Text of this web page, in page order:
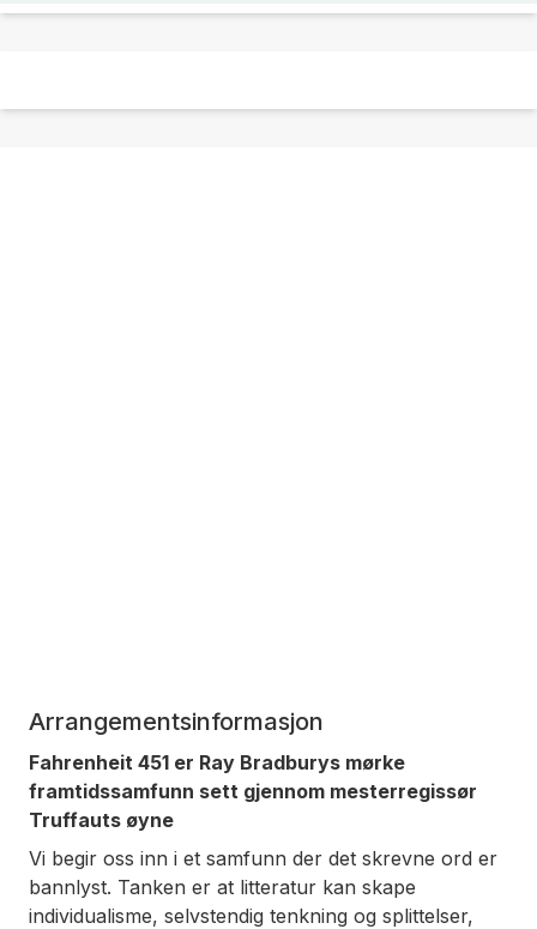
Arrangementsinformasjon
Fahrenheit 451 er Ray Bradburys mørke
framtidssamfunn sett gjennom mesterregissør
Truffauts øyne
Vi begir oss inn i et samfunn der det skrevne ord er
bannlyst. Tanken er at litteratur kan skape
individualisme, selvstendig tenkning og splittelser,